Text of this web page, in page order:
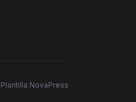
Plantilla NovaPress